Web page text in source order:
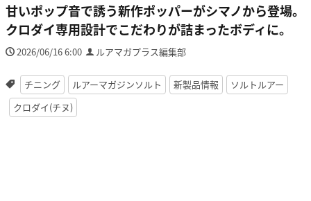
甘いポップ音で誘う新作ポッパーがシマノから登場。
クロダイ専用設計でこだわりが詰まったボディに。
2026/06/16 6:00 ルアマガプラス編集部
チニング ルアーマガジンソルト 新製品情報
ソルトルアー
クロダイ(チヌ)